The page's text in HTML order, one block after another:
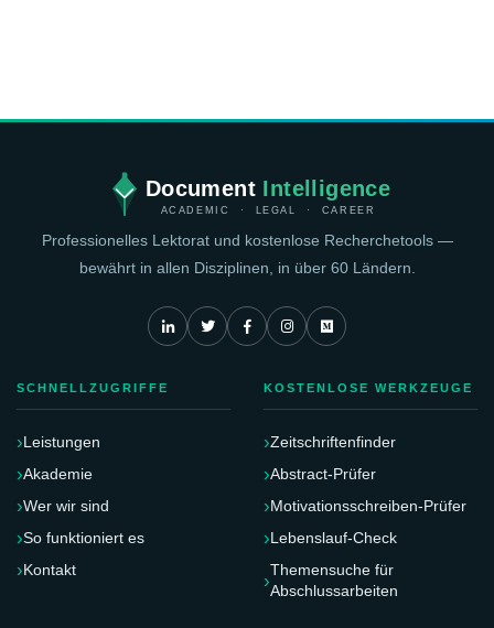
Document Intelligence
ACADEMIC · LEGAL · CAREER
Professionelles Lektorat und kostenlose Recherchetools —
bewährt in allen Disziplinen, in über 60 Ländern.
SCHNELLZUGRIFFE
Leistungen
Akademie
Wer wir sind
So funktioniert es
Kontakt
KOSTENLOSE WERKZEUGE
Zeitschriftenfinder
Abstract-Prüfer
Motivationsschreiben-Prüfer
Lebenslauf-Check
Themensuche für
Abschlussarbeiten